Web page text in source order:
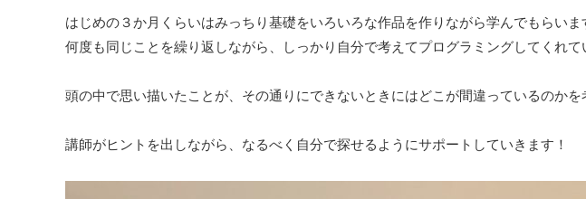
はじめの３か月くらいはみっちり基礎をいろいろな作品を作りながら学んでもらいま
何度も同じことを繰り返しながら、しっかり自分で考えてプログラミングしてくれて
頭の中で思い描いたことが、その通りにできないときにはどこが間違っているのか
講師がヒントを出しながら、なるべく自分で探せるようにサポートしていきます！